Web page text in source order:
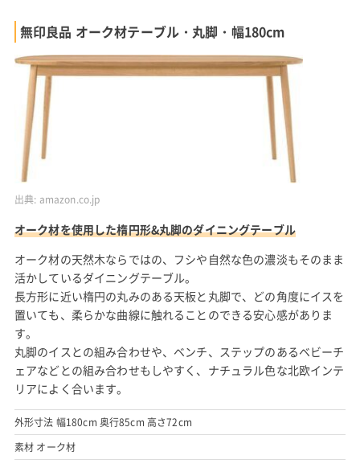
無印良品 オーク材テーブル・丸脚・幅180cm
出典: amazon.co.jp
オーク材を使用した楕円形&丸脚のダイニングテーブル
オーク材の天然木ならではの、フシや自然な色の濃淡もそのまま
活かしているダイニングテーブル。
長方形に近い楕円の丸みのある天板と丸脚で、どの角度にイスを
置いても、柔らかな曲線に触れることのできる安心感がありま
す。
丸脚のイスとの組み合わせや、ベンチ、ステップのあるベビーチ
ェアなどとの組み合わせもしやすく、ナチュラル色な北欧インテ
リアによく合います。
外形寸法 幅180cm 奥行85cm 高さ72cm
素材 オーク材